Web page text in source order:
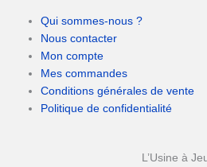
Qui sommes-nous ?
Nous contacter
Mon compte
Mes commandes
Conditions générales de vente
Politique de confidentialité
L’Usine à